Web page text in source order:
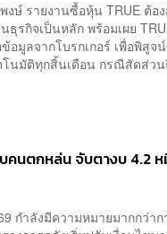
ษ์ รายงานซื้อหุ้น TRUE ต้อง
รกิจเป็นหลัก พร้อมเผย
มูลจากโบรกเกอร์ เพื่อพิสูจ
โนมัติทุกสิ้นเดือน กรณีสัดส่ว
นตกหล่น จับตางบ 4.2
กำลังมีความหมายมากกว่าก